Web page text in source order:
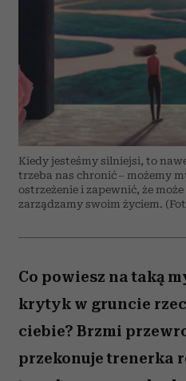
Kiedy jesteśmy silniejsi, to
trzeba nas chronić – możemy
ostrzeżenie i zapewnić, że
zarządzamy swoim życiem.
Co powiesz na taką
krytyk w gruncie
ciebie? Brzmi
przekonuje trenerka